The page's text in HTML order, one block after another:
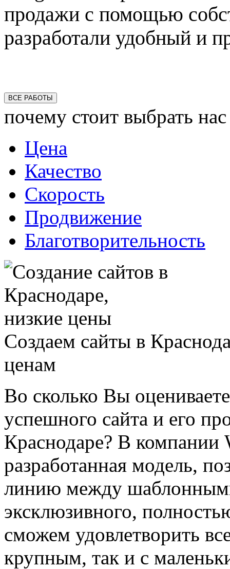
продажи с помощью
разработали удобный и
ВСЕ РАБОТЫ
почему стоит выбрать нас
Цена
Качество
Скорость
Продвижение
Благотворительность
Создаем сайты в
ценам
Во сколько Вы
успешного сайта и его
Краснодаре? В компании
разработанная модель,
линию между
эксклюзивного,
сможем удовлетворить
крупным, так и с